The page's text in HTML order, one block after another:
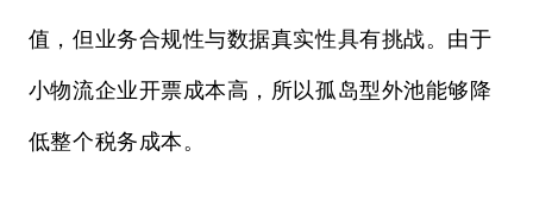
值，但业务合规性与数据真实性具有挑战。由于
小物流企业开票成本高，所以孤岛型外池能够降
低整个税务成本。